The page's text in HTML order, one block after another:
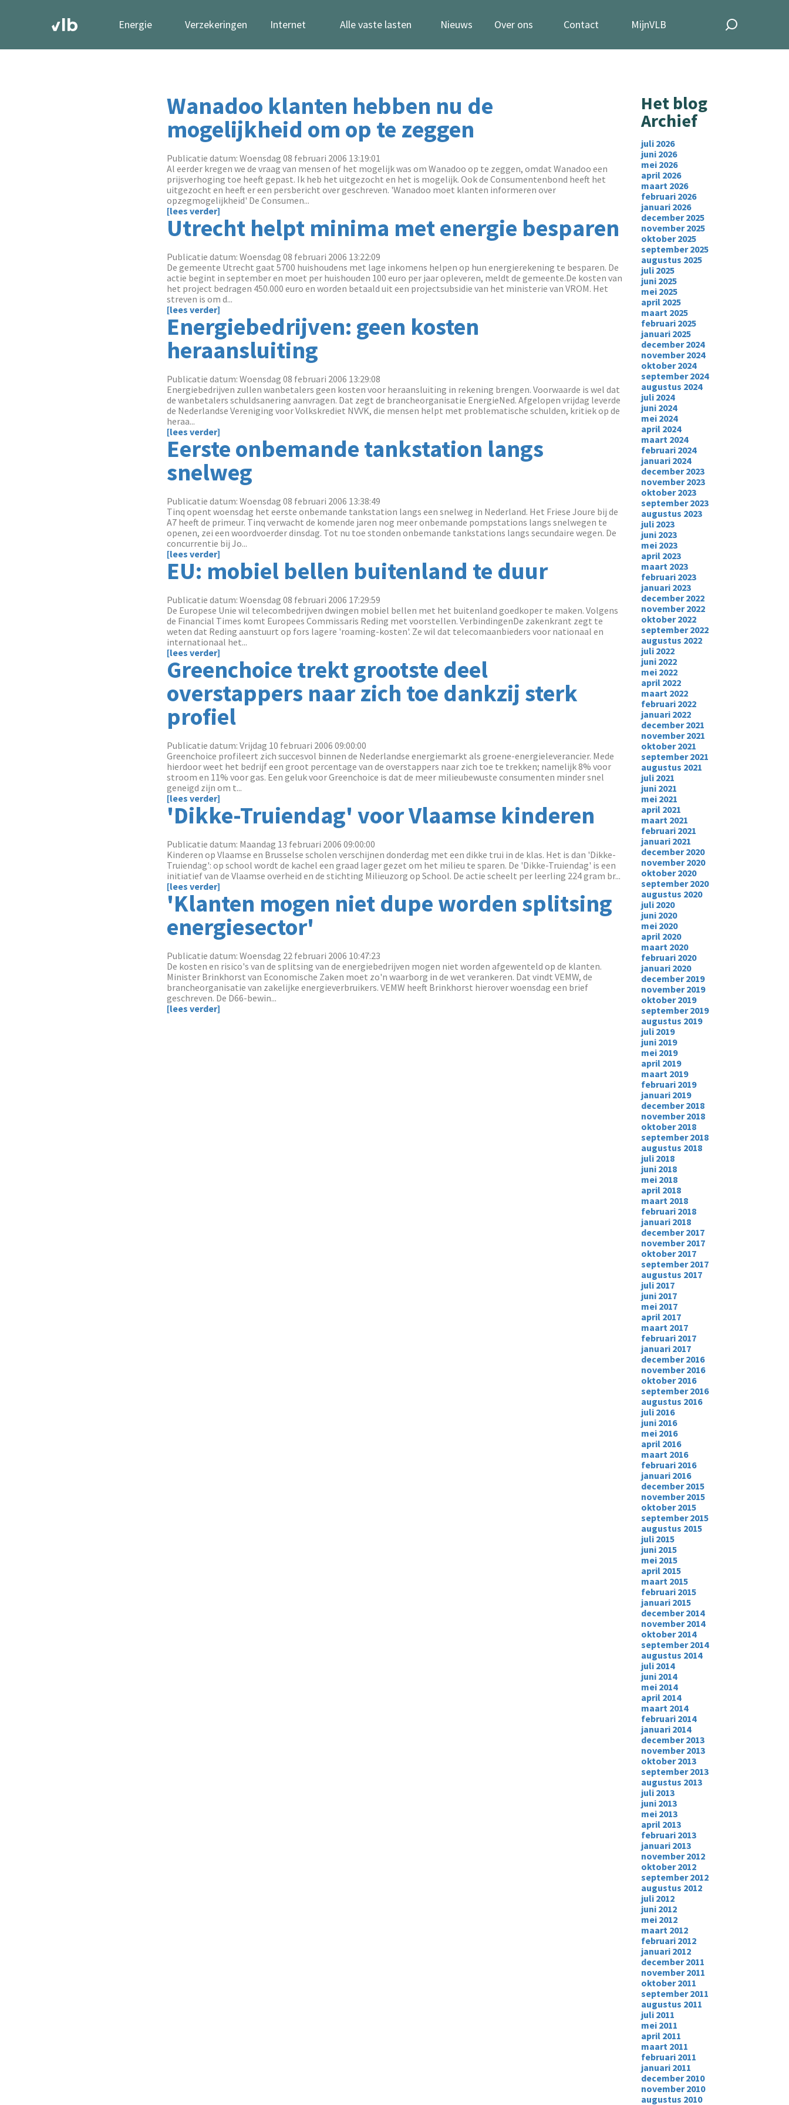
Energie Verzekeringen Internet Alle vaste lasten Nieuws Over ons Contact MijnVLB
Wanadoo klanten hebben nu de
mogelijkheid om op te zeggen
Publicatie datum: Woensdag 08 februari 2006 13:19:01
Al eerder kregen we de vraag van mensen of het mogelijk was om Wanadoo op te zeggen, omdat Wanadoo een
prijsverhoging toe heeft gepast. Ik heb het uitgezocht en het is mogelijk. Ook de Consumentenbond heeft het
uitgezocht en heeft er een persbericht over geschreven. 'Wanadoo moet klanten informeren over
opzegmogelijkheid' De Consumen...
[lees verder]
Utrecht helpt minima met energie besparen
Publicatie datum: Woensdag 08 februari 2006 13:22:09
De gemeente Utrecht gaat 5700 huishoudens met lage inkomens helpen op hun energierekening te besparen. De
actie begint in september en moet per huishouden 100 euro per jaar opleveren, meldt de gemeente.De kosten van
het project bedragen 450.000 euro en worden betaald uit een projectsubsidie van het ministerie van VROM. Het
streven is om d...
[lees verder]
Energiebedrijven: geen kosten
heraansluiting
Publicatie datum: Woensdag 08 februari 2006 13:29:08
Energiebedrijven zullen wanbetalers geen kosten voor heraansluiting in rekening brengen. Voorwaarde is wel dat
de wanbetalers schuldsanering aanvragen. Dat zegt de brancheorganisatie EnergieNed. Afgelopen vrijdag leverde
de Nederlandse Vereniging voor Volkskrediet NVVK, die mensen helpt met problematische schulden, kritiek op de
heraa...
[lees verder]
Eerste onbemande tankstation langs
snelweg
Publicatie datum: Woensdag 08 februari 2006 13:38:49
Tinq opent woensdag het eerste onbemande tankstation langs een snelweg in Nederland. Het Friese Joure bij de
A7 heeft de primeur. Tinq verwacht de komende jaren nog meer onbemande pompstations langs snelwegen te
openen, zei een woordvoerder dinsdag. Tot nu toe stonden onbemande tankstations langs secundaire wegen. De
concurrentie bij Jo...
[lees verder]
EU: mobiel bellen buitenland te duur
Publicatie datum: Woensdag 08 februari 2006 17:29:59
De Europese Unie wil telecombedrijven dwingen mobiel bellen met het buitenland goedkoper te maken. Volgens
de Financial Times komt Europees Commissaris Reding met voorstellen. VerbindingenDe zakenkrant zegt te
weten dat Reding aanstuurt op fors lagere 'roaming-kosten'. Ze wil dat telecomaanbieders voor nationaal en
internationaal het...
[lees verder]
Greenchoice trekt grootste deel
overstappers naar zich toe dankzij sterk
profiel
Publicatie datum: Vrijdag 10 februari 2006 09:00:00
Greenchoice profileert zich succesvol binnen de Nederlandse energiemarkt als groene-energieleverancier. Mede
hierdoor weet het bedrijf een groot percentage van de overstappers naar zich toe te trekken; namelijk 8% voor
stroom en 11% voor gas. Een geluk voor Greenchoice is dat de meer milieubewuste consumenten minder snel
geneigd zijn om t...
[lees verder]
'Dikke-Truiendag' voor Vlaamse kinderen
Publicatie datum: Maandag 13 februari 2006 09:00:00
Kinderen op Vlaamse en Brusselse scholen verschijnen donderdag met een dikke trui in de klas. Het is dan 'Dikke-
Truiendag': op school wordt de kachel een graad lager gezet om het milieu te sparen. De 'Dikke-Truiendag' is een
initiatief van de Vlaamse overheid en de stichting Milieuzorg op School. De actie scheelt per leerling 224 gram br...
[lees verder]
'Klanten mogen niet dupe worden splitsing
energiesector'
Publicatie datum: Woensdag 22 februari 2006 10:47:23
De kosten en risico's van de splitsing van de energiebedrijven mogen niet worden afgewenteld op de klanten.
Minister Brinkhorst van Economische Zaken moet zo'n waarborg in de wet verankeren. Dat vindt VEMW, de
brancheorganisatie van zakelijke energieverbruikers. VEMW heeft Brinkhorst hierover woensdag een brief
geschreven. De D66-bewin...
[lees verder]
Het blog
Archief
juli 2026
juni 2026
mei 2026
april 2026
maart 2026
februari 2026
januari 2026
december 2025
november 2025
oktober 2025
september 2025
augustus 2025
juli 2025
juni 2025
mei 2025
april 2025
maart 2025
februari 2025
januari 2025
december 2024
november 2024
oktober 2024
september 2024
augustus 2024
juli 2024
juni 2024
mei 2024
april 2024
maart 2024
februari 2024
januari 2024
december 2023
november 2023
oktober 2023
september 2023
augustus 2023
juli 2023
juni 2023
mei 2023
april 2023
maart 2023
februari 2023
januari 2023
december 2022
november 2022
oktober 2022
september 2022
augustus 2022
juli 2022
juni 2022
mei 2022
april 2022
maart 2022
februari 2022
januari 2022
december 2021
november 2021
oktober 2021
september 2021
augustus 2021
juli 2021
juni 2021
mei 2021
april 2021
maart 2021
februari 2021
januari 2021
december 2020
november 2020
oktober 2020
september 2020
augustus 2020
juli 2020
juni 2020
mei 2020
april 2020
maart 2020
februari 2020
januari 2020
december 2019
november 2019
oktober 2019
september 2019
augustus 2019
juli 2019
juni 2019
mei 2019
april 2019
maart 2019
februari 2019
januari 2019
december 2018
november 2018
oktober 2018
september 2018
augustus 2018
juli 2018
juni 2018
mei 2018
april 2018
maart 2018
februari 2018
januari 2018
december 2017
november 2017
oktober 2017
september 2017
augustus 2017
juli 2017
juni 2017
mei 2017
april 2017
maart 2017
februari 2017
januari 2017
december 2016
november 2016
oktober 2016
september 2016
augustus 2016
juli 2016
juni 2016
mei 2016
april 2016
maart 2016
februari 2016
januari 2016
december 2015
november 2015
oktober 2015
september 2015
augustus 2015
juli 2015
juni 2015
mei 2015
april 2015
maart 2015
februari 2015
januari 2015
december 2014
november 2014
oktober 2014
september 2014
augustus 2014
juli 2014
juni 2014
mei 2014
april 2014
maart 2014
februari 2014
januari 2014
december 2013
november 2013
oktober 2013
september 2013
augustus 2013
juli 2013
juni 2013
mei 2013
april 2013
februari 2013
januari 2013
november 2012
oktober 2012
september 2012
augustus 2012
juli 2012
juni 2012
mei 2012
maart 2012
februari 2012
januari 2012
december 2011
november 2011
oktober 2011
september 2011
augustus 2011
juli 2011
mei 2011
april 2011
maart 2011
februari 2011
januari 2011
december 2010
november 2010
augustus 2010